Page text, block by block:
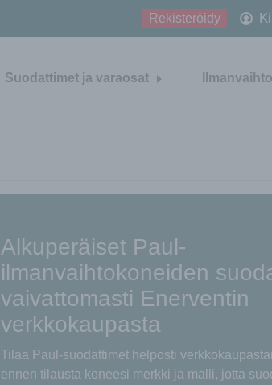
Suodattimet ja varaosat
Rekisteröidy
Alkuperäiset Paul-
ilmanvaihtokoneiden
vaivattomasti Enerventin
verkkokaupasta
Tilaa Paul-suodattimet helposti
ennen tilausta koneesi merkki ja malli, jotta